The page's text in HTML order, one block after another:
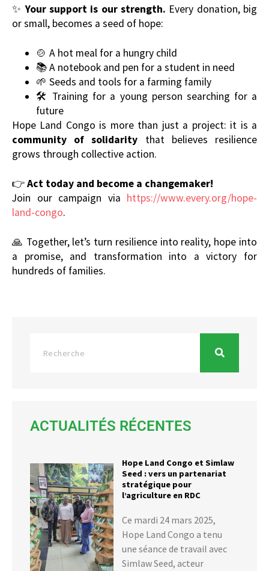
✨Your support is our strength. Every donation, big
or small, becomes a seed of hope:
🍲 A hot meal for a hungry child
📚 A notebook and pen for a student in need
🌱 Seeds and tools for a farming family
🛠️ Training for a young person searching for a
future
Hope Land Congo is more than just a project: it is a
community of solidarity that believes resilience
grows through collective action.
👉Act today and become a changemaker!
Join our campaign via https://www.every.org/hope-
land-congo.
🙏 Together, let’s turn resilience into reality, hope into
a promise, and transformation into a victory for
hundreds of families.
ACTUALITÉS RÉCENTES
Hope Land Congo et Simlaw
Seed : vers un partenariat
stratégique pour
l’agriculture en RDC
Ce mardi 24 mars 2025,
Hope Land Congo a tenu
une séance de travail avec
Simlaw Seed, acteur